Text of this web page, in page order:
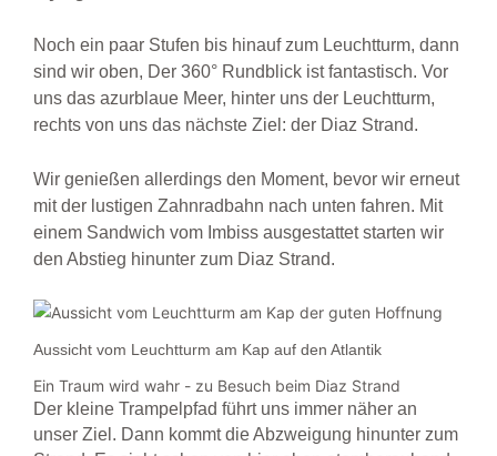
Noch ein paar Stufen bis hinauf zum Leuchtturm, dann
sind wir oben, Der 360° Rundblick ist fantastisch. Vor
uns das azurblaue Meer, hinter uns der Leuchtturm,
rechts von uns das nächste Ziel: der Diaz Strand.
Wir genießen allerdings den Moment, bevor wir erneut
mit der lustigen Zahnradbahn nach unten fahren. Mit
einem Sandwich vom Imbiss ausgestattet starten wir
den Abstieg hinunter zum Diaz Strand.
Aussicht vom Leuchtturm am Kap auf den Atlantik
Ein Traum wird wahr - zu Besuch beim Diaz Strand
Der kleine Trampelpfad führt uns immer näher an
unser Ziel. Dann kommt die Abzweigung hinunter zum